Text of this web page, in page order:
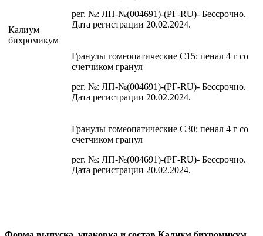
Калиум
бихромикум
рег. №: ЛП-№(004691)-(РГ-RU)- Бессрочно.
Дата регистрации 20.02.2024.
Гранулы гомеопатические C15: пенал 4 г со
счетчиком гранул
рег. №: ЛП-№(004691)-(РГ-RU)- Бессрочно.
Дата регистрации 20.02.2024.
Гранулы гомеопатические C30: пенал 4 г со
счетчиком гранул
рег. №: ЛП-№(004691)-(РГ-RU)- Бессрочно.
Дата регистрации 20.02.2024.